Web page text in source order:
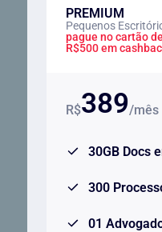
PREMIUM
Pequenos
pague no cartão
R$500 em
R$389/mês
30GB Docs
300
01